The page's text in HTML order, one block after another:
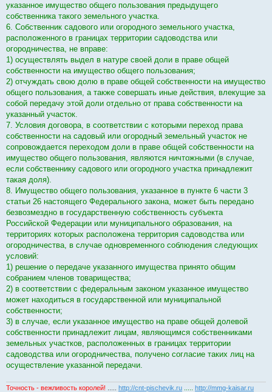
указанное имущество общего пользования предыдущего
собственника такого земельного участка.
6. Собственник садового или огородного земельного участка,
расположенного в границах территории садоводства или
огородничества, не вправе:
1) осуществлять выдел в натуре своей доли в праве общей
собственности на имущество общего пользования;
2) отчуждать свою долю в праве общей собственности на имущество
общего пользования, а также совершать иные действия, влекущие за
собой передачу этой доли отдельно от права собственности на
указанный участок.
7. Условия договора, в соответствии с которыми переход права
собственности на садовый или огородный земельный участок не
сопровождается переходом доли в праве общей собственности на
имущество общего пользования, являются ничтожными (в случае,
если собственнику садового или огородного участка принадлежит
такая доля).
8. Имущество общего пользования, указанное в пункте 6 части 3
статьи 26 настоящего Федерального закона, может быть передано
безвозмездно в государственную собственность субъекта
Российской Федерации или муниципального образования, на
территориях которых расположена территория садоводства или
огородничества, в случае одновременного соблюдения следующих
условий:
1) решение о передаче указанного имущества принято общим
собранием членов товарищества;
2) в соответствии с федеральным законом указанное имущество
может находиться в государственной или муниципальной
собственности;
3) в случае, если указанное имущество на праве общей долевой
собственности принадлежит лицам, являющимся собственниками
земельных участков, расположенных в границах территории
садоводства или огородничества, получено согласие таких лиц на
осуществление указанной передачи.
Точность - вежливость королей! http://cnt-pischevik.ru http://mmg-kaisar.ru